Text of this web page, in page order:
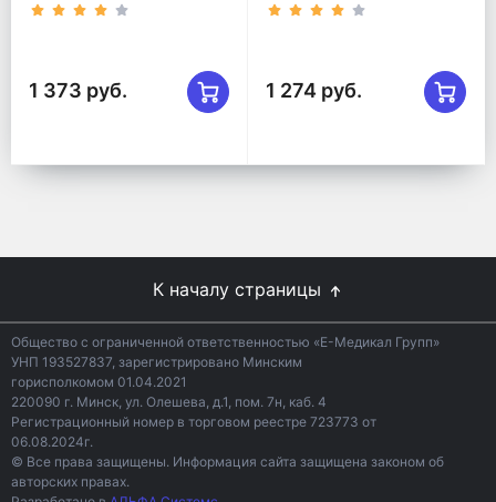
1 373 руб. 1 274 руб.
К началу страницы
Общество с ограниченной ответственностью «Е-Медикал Групп»
УНП 193527837, зарегистрировано Минским
горисполкомом 01.04.2021
220090 г. Минск, ул. Олешева, д.1, пом. 7н, каб. 4
Регистрационный номер в торговом реестре 723773 от
06.08.2024г.
© Все права защищены. Информация сайта защищена законом об
авторских правах.